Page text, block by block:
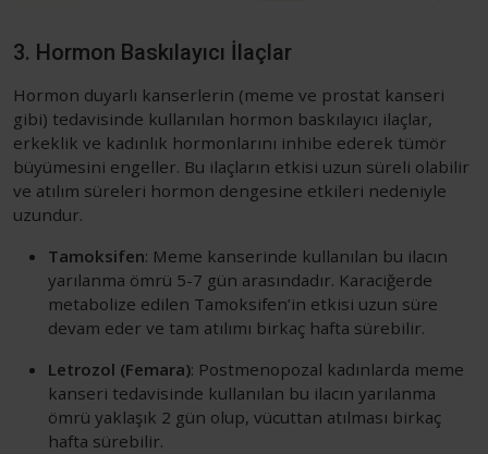
3. Hormon Baskılayıcı İlaçlar
Hormon duyarlı kanserlerin (meme ve prostat kanseri
gibi) tedavisinde kullanılan hormon baskılayıcı ilaçlar,
erkeklik ve kadınlık hormonlarını inhibe ederek tümör
büyümesini engeller. Bu ilaçların etkisi uzun süreli olabilir
ve atılım süreleri hormon dengesine etkileri nedeniyle
uzundur.
Tamoksifen: Meme kanserinde kullanılan bu ilacın
yarılanma ömrü 5-7 gün arasındadır. Karaciğerde
metabolize edilen Tamoksifen’in etkisi uzun süre
devam eder ve tam atılımı birkaç hafta sürebilir.
Letrozol (Femara): Postmenopozal kadınlarda meme
kanseri tedavisinde kullanılan bu ilacın yarılanma
ömrü yaklaşık 2 gün olup, vücuttan atılması birkaç
hafta sürebilir.